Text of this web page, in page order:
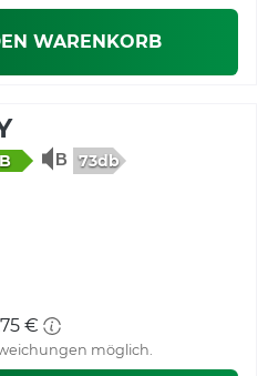
WARENKORB
B 73db
€
möglich.